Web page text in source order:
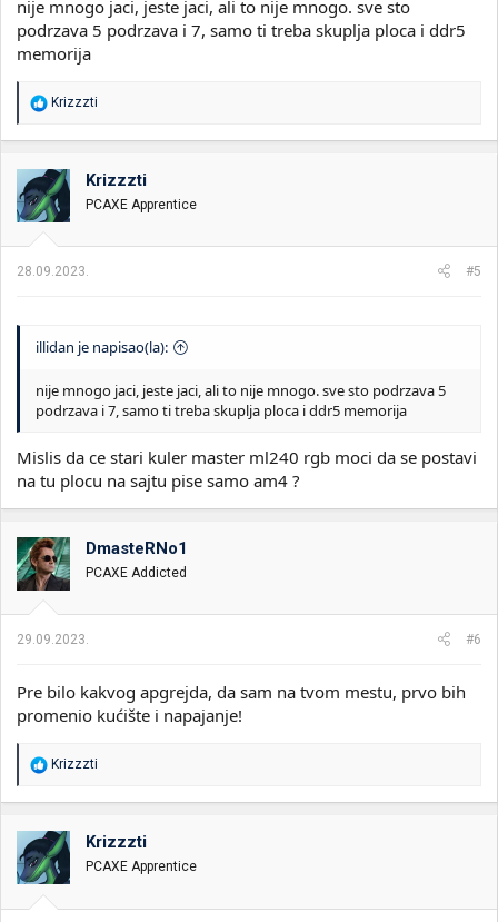
nije mnogo jaci, jeste jaci, ali to nije mnogo. sve sto
podrzava 5 podrzava i 7, samo ti treba skuplja ploca i ddr5
memorija
R
o
v
a
n
:
Krizzzti
Krizzzti
PCAXE Apprentice
28.09.2023. #5
illidan je napisao(la):
nije mnogo jaci, jeste jaci, ali to nije mnogo. sve sto podrzava 5
podrzava i 7, samo ti treba skuplja ploca i ddr5 memorija
Mislis da ce stari kuler master ml240 rgb moci da se postavi
na tu plocu na sajtu pise samo am4 ?
DmasteRNo1
PCAXE Addicted
29.09.2023. #6
Pre bilo kakvog apgrejda, da sam na tvom mestu, prvo bih
promenio kućište i napajanje!
R
a
o
v
a
n
Krizzzti
Krizzzti
PCAXE Apprentice